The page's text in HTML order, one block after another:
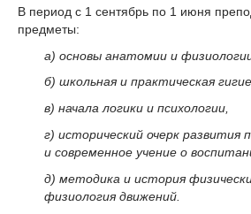
В период с 1 сентябрь по 1 июня
пред­меты:
а) основы анатомии и физиологии
б) школьная и практическая
в) начала логики и психологии,
г) исторический очерк раз­вития
и современное учение о
д) методика и история
физиология движений.